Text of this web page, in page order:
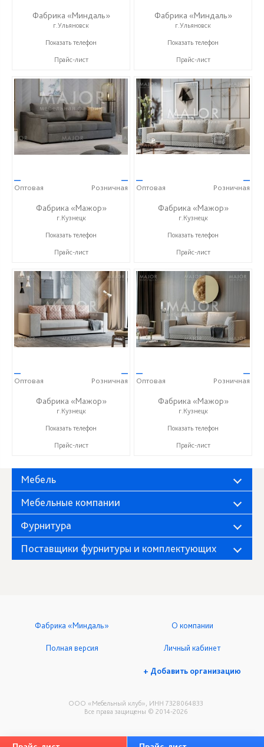
Фабрика «Миндаль»
г.Ульяновск
+7 (927) 630-62-82
Показать телефон
Прайс-лист
Фабрика «Миндаль»
г.Ульяновск
+7 (927) 630-62-82
Показать телефон
Прайс-лист
—
Оптовая
—
Розничная
Фабрика «Мажор»
г.Кузнецк
+7 (999) 611-98-99
Показать телефон
Прайс-лист
—
Оптовая
—
Розничная
Фабрика «Мажор»
г.Кузнецк
+7 (999) 611-98-99
Показать телефон
Прайс-лист
—
Оптовая
—
Розничная
Фабрика «Мажор»
г.Кузнецк
+7 (999) 611-98-99
Показать телефон
Прайс-лист
—
Оптовая
—
Розничная
Фабрика «Мажор»
г.Кузнецк
+7 (999) 611-98-99
Показать телефон
Прайс-лист
Мебель
Мебельные компании
Фурнитура
Поставщики фурнитуры и комплектующих
ООО «Мебельный клуб», ИНН 7328064833
Все права защищены © 2014-2026
Фабрика «Миндаль» О компании
Полная версия Личный кабинет
+ Добавить организацию